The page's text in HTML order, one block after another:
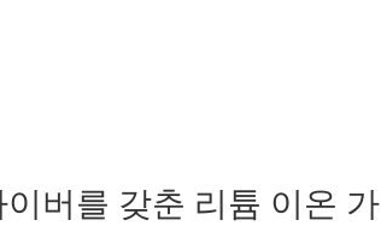
버를 갖춘 리튬 이온 가